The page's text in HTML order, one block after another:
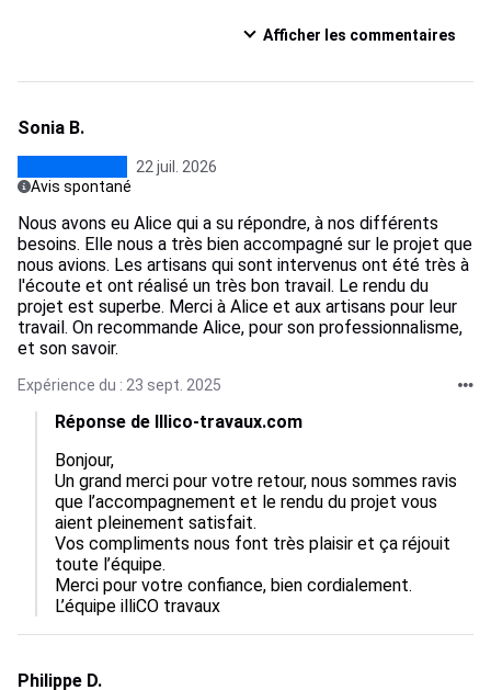
Afficher les commentaires
Sonia B.
22 juil. 2026
Avis spontané
Nous avons eu Alice qui a su répondre, à nos différents
besoins. Elle nous a très bien accompagné sur le projet que
nous avions. Les artisans qui sont intervenus ont été très à
l'écoute et ont réalisé un très bon travail. Le rendu du
projet est superbe. Merci à Alice et aux artisans pour leur
travail. On recommande Alice, pour son professionnalisme,
et son savoir.
Expérience du : 23 sept. 2025
Réponse de Illico-travaux.com
Bonjour,
Un grand merci pour votre retour, nous sommes ravis
que l’accompagnement et le rendu du projet vous
aient pleinement satisfait.
Vos compliments nous font très plaisir et ça réjouit
toute l’équipe.
Merci pour votre confiance, bien cordialement.
L’équipe illiCO travaux
Philippe D.